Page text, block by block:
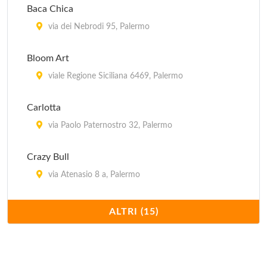
Baca Chica
Baia del Corallo
Baca Chica
via dei Nebrodi 95, Palermo
Bloom Art
viale Regione Siciliana 6469, Palermo
Carlotta
via Paolo Paternostro 32, Palermo
Crazy Bull
via Atenasio 8 a, Palermo
via Rua Formaggi 15, Palermo
ALTRI (15)